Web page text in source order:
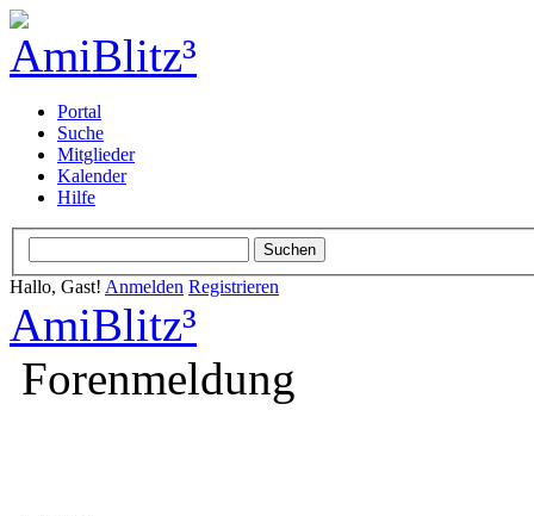
Portal
Suche
Mitglieder
Kalender
Hilfe
Hallo, Gast! Anmelden Registrieren
AmiBlitz³
Forenmeldung